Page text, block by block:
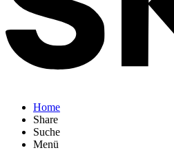
Home
Share
Suche
Menü